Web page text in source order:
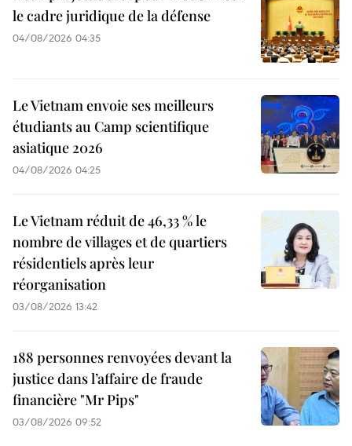
le cadre juridique de la défense
04/08/2026 04:35
Le Vietnam envoie ses meilleurs
étudiants au Camp scientifique
asiatique 2026
04/08/2026 04:25
Le Vietnam réduit de 46,33 % le
nombre de villages et de quartiers
résidentiels après leur
réorganisation
03/08/2026 13:42
188 personnes renvoyées devant la
justice dans l’affaire de fraude
financière "Mr Pips"
03/08/2026 09:52